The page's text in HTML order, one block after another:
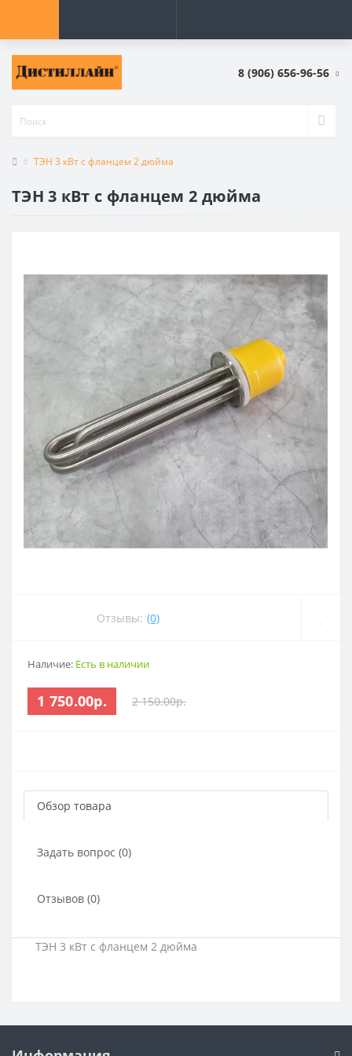
8 (906) 656-96-56
ТЭН 3 кВт с фланцем 2 дюйма
ТЭН 3 кВт с фланцем 2 дюйма
Отзывы: (0)
Наличие: Есть в наличии
1 750.00р. 2 150.00р.
Обзор товара
Задать вопрос (0)
Отзывов (0)
ТЭН 3 кВт с фланцем 2 дюйма